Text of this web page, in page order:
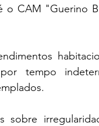
o CAM "Guerino
tempo
sobre